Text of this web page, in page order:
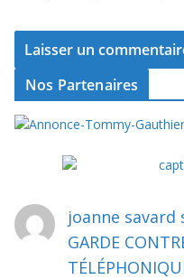
Nos Partenaires
joanne savard
GARDE